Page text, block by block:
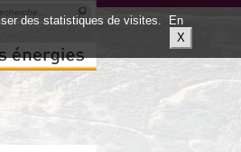
des statistiques de visites.
En
X